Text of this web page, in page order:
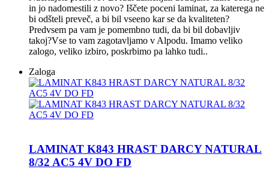
in jo nadomestili z novo? Iščete poceni laminat, za katerega ne
bi odšteli preveč, a bi bil vseeno kar se da kvaliteten?
Predvsem pa vam je pomembno tudi, da bi bil dobavljiv
takoj?Vse to vam zagotavljamo v Alpodu. Imamo veliko
zalogo, veliko izbiro, poskrbimo pa lahko tudi..
Zaloga
LAMINAT K843 HRAST DARCY NATURAL
8/32 AC5 4V DO FD